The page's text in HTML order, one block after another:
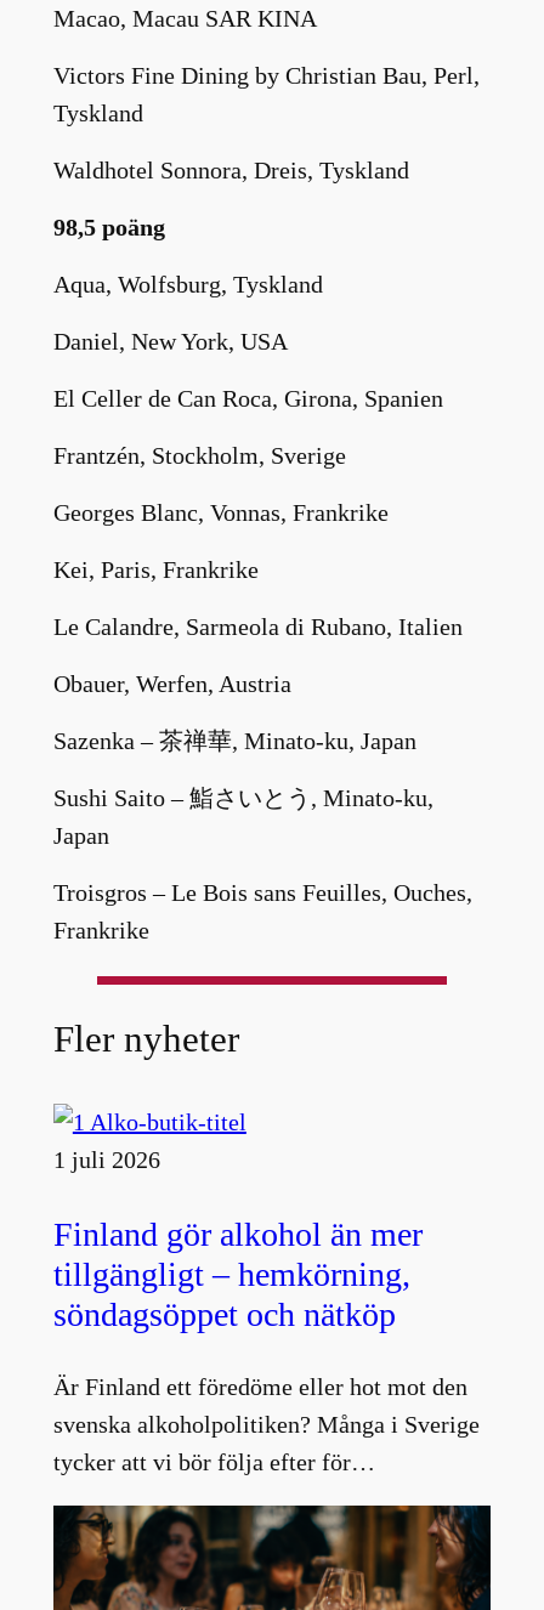
Macao, Macau SAR KINA
Victors Fine Dining by Christian Bau, Perl,
Tyskland
Waldhotel Sonnora, Dreis, Tyskland
98,5 poäng
Aqua, Wolfsburg, Tyskland
Daniel, New York, USA
El Celler de Can Roca, Girona, Spanien
Frantzén, Stockholm, Sverige
Georges Blanc, Vonnas, Frankrike
Kei, Paris, Frankrike
Le Calandre, Sarmeola di Rubano, Italien
Obauer, Werfen, Austria
Sazenka – 茶禅華, Minato-ku, Japan
Sushi Saito – 鮨さいとう, Minato-ku,
Japan
Troisgros – Le Bois sans Feuilles, Ouches,
Frankrike
Fler nyheter
1 juli 2026
Finland gör alkohol än mer
tillgängligt – hemkörning,
söndagsöppet och nätköp
Är Finland ett föredöme eller hot mot den
svenska alkoholpolitiken? Många i Sverige
tycker att vi bör följa efter för…